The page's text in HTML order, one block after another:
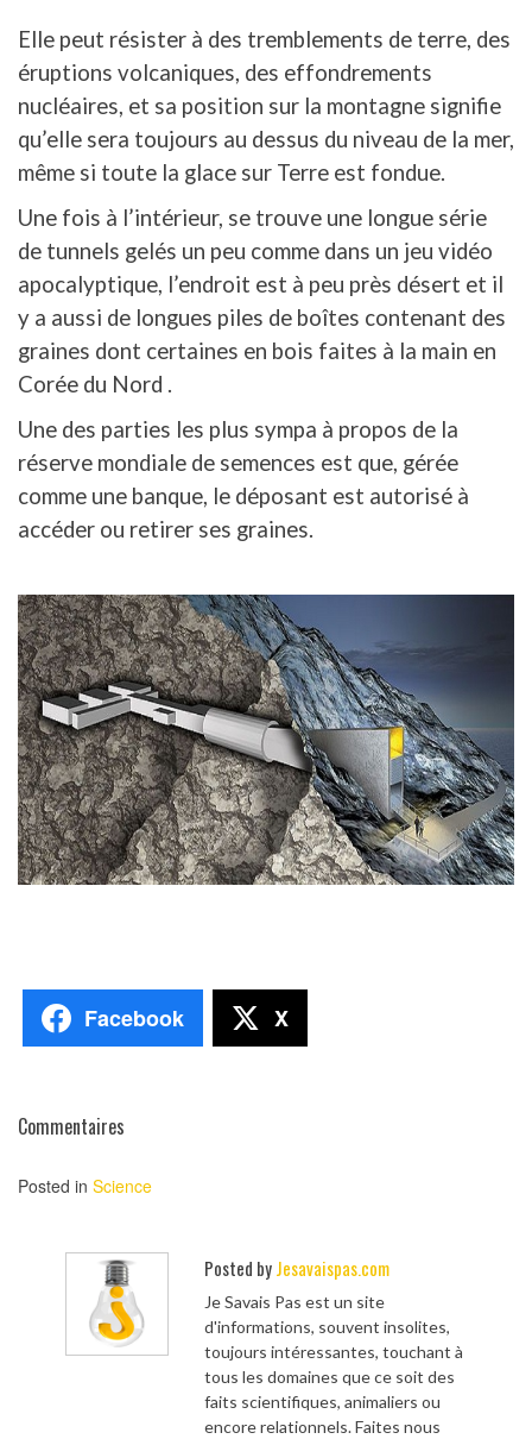
Elle peut résister à des tremblements de terre, des
éruptions volcaniques, des effondrements
nucléaires, et sa position sur la montagne signifie
qu’elle sera toujours au dessus du niveau de la mer,
même si toute la glace sur Terre est fondue.
Une fois à l’intérieur, se trouve une longue série
de tunnels gelés un peu comme dans un jeu vidéo
apocalyptique, l’endroit est à peu près désert et il
y a aussi de longues piles de boîtes contenant des
graines dont certaines en bois faites à la main en
Corée du Nord .
Une des parties les plus sympa à propos de la
réserve mondiale de semences est que, gérée
comme une banque, le déposant est autorisé à
accéder ou retirer ses graines.
Facebook X
Commentaires
Posted in Science
Posted byJesavaispas.com
Je Savais Pas est un site
d'informations, souvent insolites,
toujours intéressantes, touchant à
tous les domaines que ce soit des
faits scientifiques, animaliers ou
encore relationnels. Faites nous